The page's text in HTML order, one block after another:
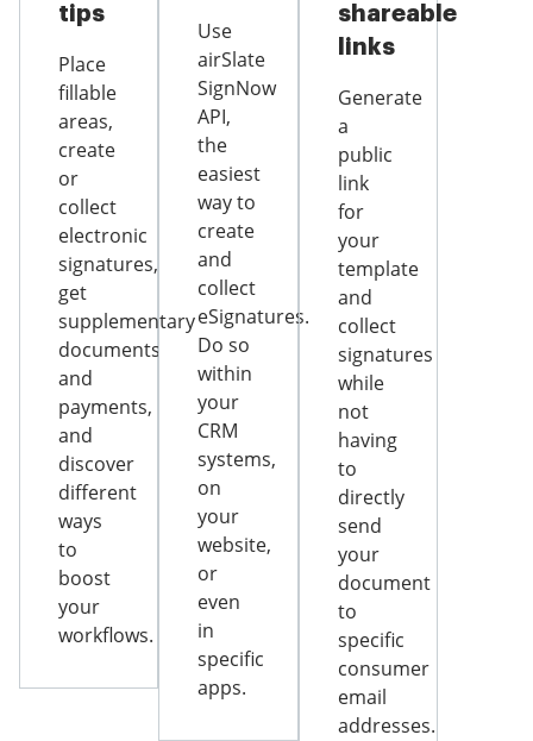
tips
Place
fillable
areas,
create
or
collect
electronic
signatures,
get
supplementary
documents
and
payments,
and
discover
different
ways
to
boost
your
workflows.
Use
airSlate
SignNow
API,
the
easiest
way to
create
and
collect
eSignatures.
Do so
within
your
CRM
systems,
on
your
website,
or
even
in
specific
apps.
shareable
links
Generate
a
public
link
for
your
template
and
collect
signatures
while
not
having
to
directly
send
your
document
to
specific
consumer
email
addresses.